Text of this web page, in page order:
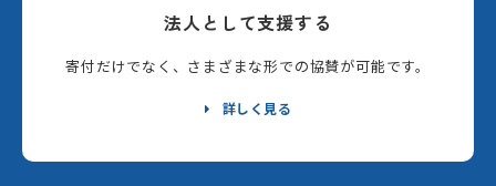
法人として支援する
寄付だけでなく、さまざまな形での協賛が可能です。
詳しく見る